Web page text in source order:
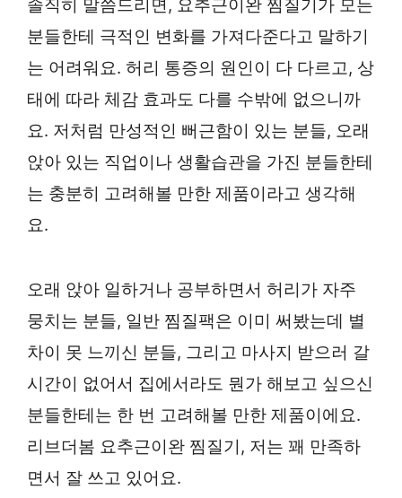
솔직히 말씀드리면, 요추근이완 찜질기가 모든
분들한테 극적인 변화를 가져다준다고 말하기
는 어려워요. 허리 통증의 원인이 다 다르고, 상
태에 따라 체감 효과도 다를 수밖에 없으니까
요. 저처럼 만성적인 뻐근함이 있는 분들, 오래
앉아 있는 직업이나 생활습관을 가진 분들한테
는 충분히 고려해볼 만한 제품이라고 생각해
요.
오래 앉아 일하거나 공부하면서 허리가 자주
뭉치는 분들, 일반 찜질팩은 이미 써봤는데 별
차이 못 느끼신 분들, 그리고 마사지 받으러 갈
시간이 없어서 집에서라도 뭔가 해보고 싶으신
분들한테는 한 번 고려해볼 만한 제품이에요.
리브더봄 요추근이완 찜질기, 저는 꽤 만족하
면서 잘 쓰고 있어요.